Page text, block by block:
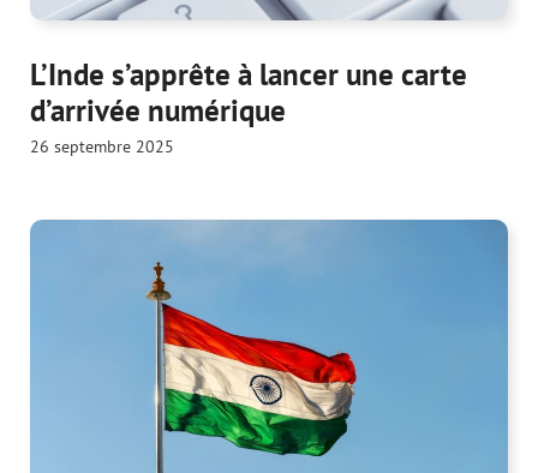
L’Inde s’apprête à lancer une carte
d’arrivée numérique
26 septembre 2025